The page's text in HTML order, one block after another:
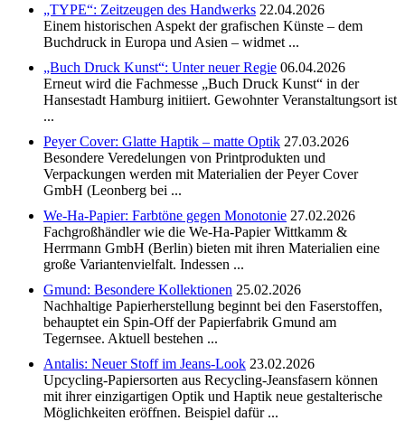
„TYPE“: Zeitzeugen des Handwerks 22.04.2026
Einem historischen Aspekt der grafischen Künste – dem
Buchdruck in Europa und Asien – widmet ...
„Buch Druck Kunst“: Unter neuer Regie 06.04.2026
Erneut wird die Fachmesse „Buch Druck Kunst“ in der
Hansestadt Hamburg initiiert. Gewohnter Veranstaltungsort ist
...
Peyer Cover: Glatte Haptik – matte Optik 27.03.2026
Besondere Veredelungen von Printprodukten und
Verpackungen werden mit Materialien der Peyer Cover
GmbH (Leonberg bei ...
We-Ha-Papier: Farbtöne gegen Monotonie 27.02.2026
Fachgroßhändler wie die We-Ha-Papier Wittkamm &
Herrmann GmbH (Berlin) bieten mit ihren Materialien eine
große Variantenvielfalt. Indessen ...
Gmund: Besondere Kollektionen 25.02.2026
Nachhaltige Papierherstellung beginnt bei den Faserstoffen,
behauptet ein Spin-Off der Papierfabrik Gmund am
Tegernsee. Aktuell bestehen ...
Antalis: Neuer Stoff im Jeans-Look 23.02.2026
Upcycling-Papiersorten aus Recycling-Jeansfasern können
mit ihrer einzigartigen Optik und Haptik neue gestalterische
Möglichkeiten eröffnen. Beispiel dafür ...